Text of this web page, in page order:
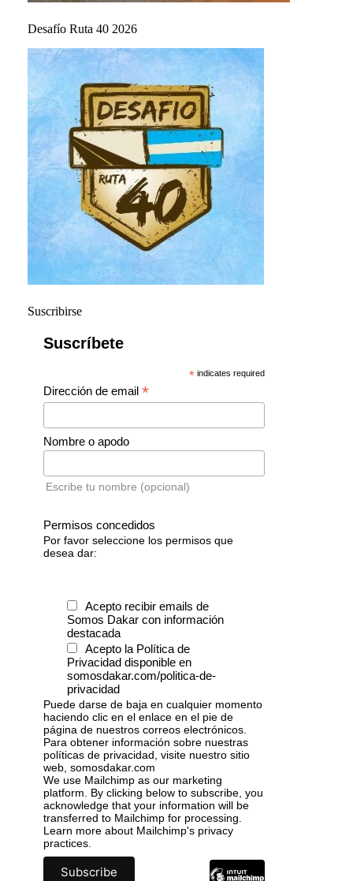
Desafío Ruta 40 2026
Suscribirse
Suscríbete
* indicates required
Dirección de email *
Nombre o apodo
Escribe tu nombre (opcional)
Permisos concedidos
Por favor seleccione los permisos que
desea dar:
Acepto recibir emails de
Somos Dakar con información
destacada
Acepto la Política de
Privacidad disponible en
somosdakar.com/politica-de-
privacidad
Puede darse de baja en cualquier momento
haciendo clic en el enlace en el pie de
página de nuestros correos electrónicos.
Para obtener información sobre nuestras
políticas de privacidad, visite nuestro sitio
web, somosdakar.com
We use Mailchimp as our marketing
platform. By clicking below to subscribe, you
acknowledge that your information will be
transferred to Mailchimp for processing.
Learn more about Mailchimp's privacy
practices.